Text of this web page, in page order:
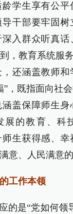
学生享有公
干部要牢固
入群众听真
，教育系统服
还涵盖教师和
”，既指面向社
盖保障师生身
展的教育、科
生获得感、
意、人民满意的
工作本领
的是“党如何领